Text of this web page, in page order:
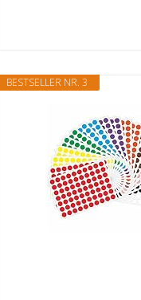
BESTSELLER NR. 3